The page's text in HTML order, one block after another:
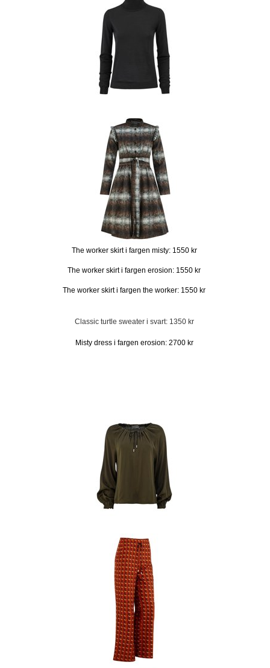
The worker skirt i fargen misty: 1550 kr
The worker skirt i fargen erosion: 1550 kr
The worker skirt i fargen the worker: 1550 kr
Classic turtle sweater i svart: 1350 kr
Misty dress i fargen erosion: 2700 kr